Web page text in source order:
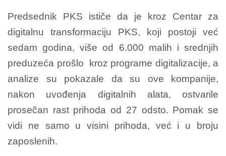
Predsednik PKS ističe da je kroz Centar za
digitalnu transformaciju PKS, koji postoji već
sedam godina, više od 6.000 malih i srednjih
preduzeća prošlo kroz programe digitalizacije, a
analize su pokazale da su ove kompanije,
nakon uvođenja digitalnih alata, ostvarile
prosečan rast prihoda od 27 odsto. Pomak se
vidi ne samo u visini prihoda, već i u broju
zaposlenih.